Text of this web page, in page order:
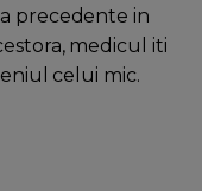
precedente in
medicul iti
celui mic.